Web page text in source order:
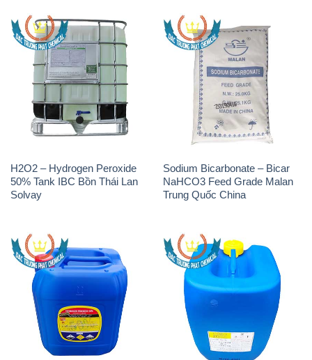
H2O2 – Hydrogen Peroxide
50% Tank IBC Bồn Thái Lan
Solvay
Sodium Bicarbonate – Bicar
NaHCO3 Feed Grade Malan
Trung Quốc China